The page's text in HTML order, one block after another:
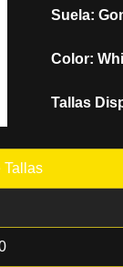
Suela:
Color:
Tallas
Tallas